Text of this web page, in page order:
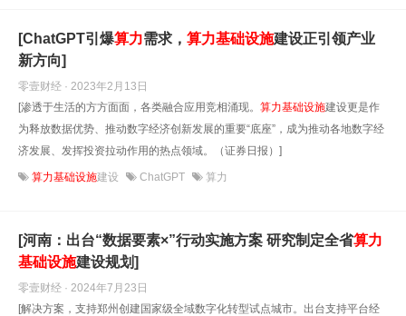
[ChatGPT引爆算力需求， 算力基础设施建设正引领产业
新方向]
零壹财经 · 2023年2月13日
[渗透于生活的方方面面，各类融合应用竞相涌现。 算力基础设施建设更是作
为释放数据优势、推动数字经济创新发展的重要“底座”，成为推动各地数字经
济发展、发挥投资拉动作用的热点领域。（证券日报）]
算力基础设施建设 ChatGPT 算力
[河南：出台“数据要素×”行动实施方案 研究制定全省算力
基础设施建设规划]
零壹财经 · 2024年7月23日
[解决方案，支持郑州创建国家级全域数字化转型试点城市。出台支持平台经